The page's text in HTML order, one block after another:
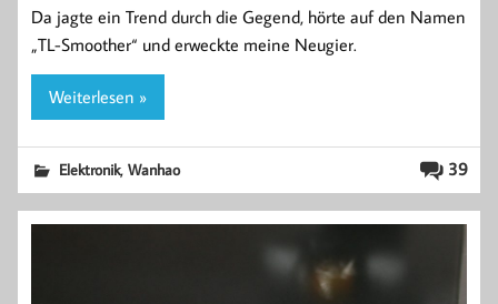
Da jagte ein Trend durch die Gegend, hörte auf den Namen
„TL-Smoother“ und erweckte meine Neugier.
Weiterlesen »
39
Elektronik,Wanhao